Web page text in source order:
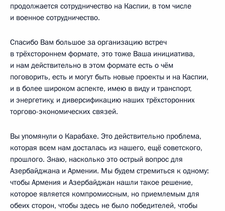
продолжается сотрудничество на Каспии, в том числе
и военное сотрудничество.
Спасибо Вам большое за организацию встреч
в трёхстороннем формате, это тоже Ваша инициатива,
и нам действительно в этом формате есть о чём
поговорить, есть и могут быть новые проекты и на Каспии,
и в более широком аспекте, имею в виду и транспорт,
и энергетику, и диверсификацию наших трёхсторонних
торгово-экономических связей.
Вы упомянули о Карабахе. Это действительно проблема,
которая всем нам досталась из нашего, ещё советского,
прошлого. Знаю, насколько это острый вопрос для
Азербайджана и Армении. Мы будем стремиться к одному:
чтобы Армения и Азербайджан нашли такое решение,
которое является компромиссным, но приемлемым для
обеих сторон, чтобы здесь не было победителей, чтобы